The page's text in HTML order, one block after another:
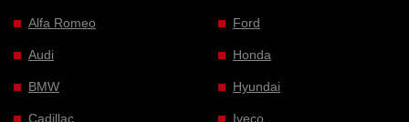
Alfa Romeo
Audi
BMW
Cadillac
Ford
Honda
Hyundai
Iveco